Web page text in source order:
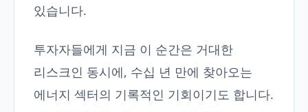
있습니다.
투자자들에게 지금 이 순간은 거대한
리스크인 동시에, 수십 년 만에 찾아오는
에너지 섹터의 기록적인 기회이기도 합니다.